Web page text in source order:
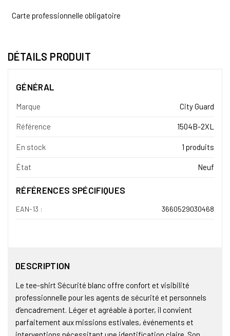
Carte professionnelle obligatoire
DÉTAILS PRODUIT
GÉNÉRAL
Marque City Guard
Référence 1504B-2XL
En stock 1 produits
État Neuf
RÉFÉRENCES SPÉCIFIQUES
EAN-13 : 3660529030468
DESCRIPTION
Le tee-shirt Sécurité blanc offre confort et visibilité
professionnelle pour les agents de sécurité et personnels
d’encadrement. Léger et agréable à porter, il convient
parfaitement aux missions estivales, événements et